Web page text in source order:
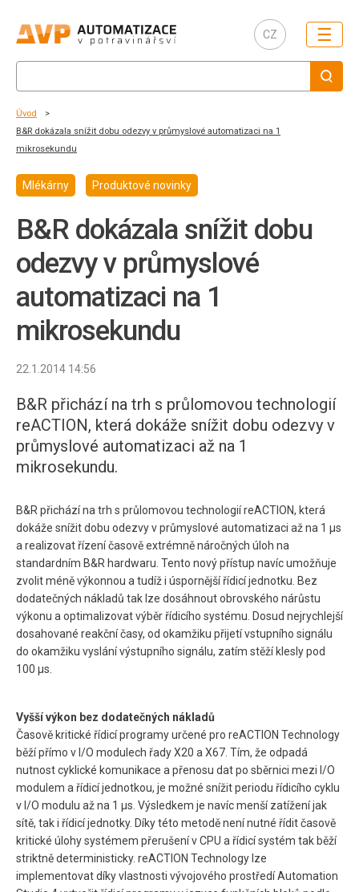
CZ ☰
Úvod
B&R dokázala snížit dobu odezvy v průmyslové automatizaci na 1
mikrosekundu
Mlékárny Produktové novinky
B&R dokázala snížit dobu
odezvy v průmyslové
automatizaci na 1
mikrosekundu
22.1.2014 14:56
B&R přichází na trh s průlomovou technologií
reACTION, která dokáže snížit dobu odezvy v
průmyslové automatizaci až na 1
mikrosekundu.
B&R přichází na trh s průlomovou technologií reACTION, která
dokáže snížit dobu odezvy v průmyslové automatizaci až na 1 μs
a realizovat řízení časově extrémně náročných úloh na
standardním B&R hardwaru. Tento nový přístup navíc umožňuje
zvolit méně výkonnou a tudíž i úspornější řídicí jednotku. Bez
dodatečných nákladů tak lze dosáhnout obrovského nárůstu
výkonu a optimalizovat výběr řídicího systému. Dosud nejrychlejší
dosahované reakční časy, od okamžiku přijetí vstupního signálu
do okamžiku vyslání výstupního signálu, zatím stěží klesly pod
100 μs.
Vyšší výkon bez dodatečných nákladů
Časově kritické řídicí programy určené pro reACTION Technology
běží přímo v I/O modulech řady X20 a X67. Tím, že odpadá
nutnost cyklické komunikace a přenosu dat po sběrnici mezi I/O
modulem a řídicí jednotkou, je možné snížit periodu řídicího cyklu
v I/O modulu až na 1 μs. Výsledkem je navíc menší zatížení jak
sítě, tak i řídicí jednotky. Díky této metodě není nutné řídit časově
kritické úlohy systémem přerušení v CPU a řídicí systém tak běží
striktně deterministicky. reACTION Technology lze
implementovat díky vlastnosti vývojového prostředí Automation